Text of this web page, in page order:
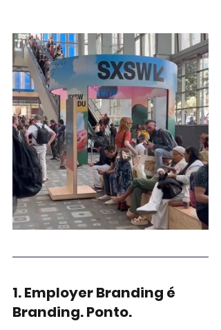
1. Employer Branding é
Branding. Ponto.